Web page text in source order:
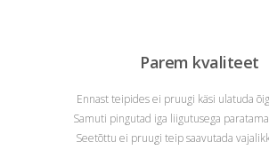
Parem kvaliteet
Ennast teipides ei pruugi käsi ulatuda
Samuti pingutad iga liigutusega
Seetõttu ei pruugi teip saavutada